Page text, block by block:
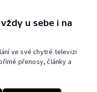
u sebe i na
ve své chytré televizi
přenosy, články a